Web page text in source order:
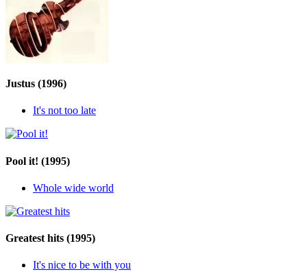
Justus (1996)
It's not too late
Pool it! (1995)
Whole wide world
Greatest hits (1995)
It's nice to be with you